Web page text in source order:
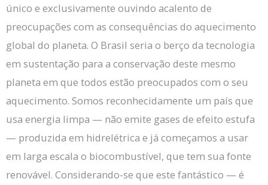
único e exclusivamente ouvindo acalento de
preocupações com as consequências do aquecimento
global do planeta. O Brasil seria o berço da tecnologia
em sustentação para a conservação deste mesmo
planeta em que todos estão preocupados com o seu
aquecimento. Somos reconhecidamente um país que
usa energia limpa — não emite gases de efeito estufa
— produzida em hidrelétrica e já começamos a usar
em larga escala o biocombustível, que tem sua fonte
renovável. Considerando-se que este fantástico — é